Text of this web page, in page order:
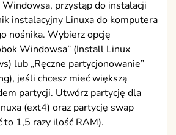
przystąp do instalacji
instalacyjny Linuxa do komputera
nośnika. Wybierz opcję
Windowsa” (Install Linux
lub „Ręczne partycjonowanie”
jeśli chcesz mieć większą
partycji. Utwórz partycję dla
(ext4) oraz partycję swap
to 1,5 razy ilość RAM).